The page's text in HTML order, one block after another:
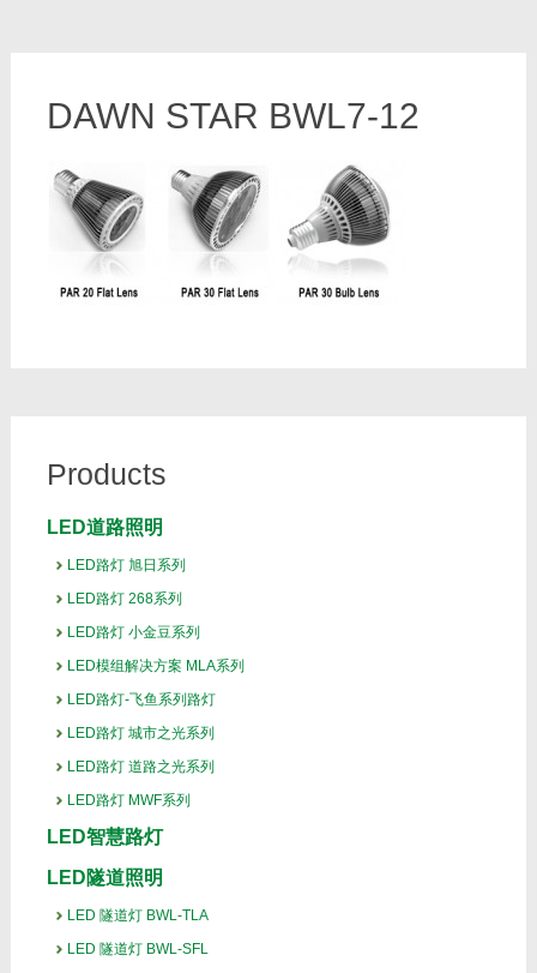
DAWN STAR BWL7-12
Products
LED道路照明
LED路灯 旭日系列
LED路灯 268系列
LED路灯 小金豆系列
LED模组解决方案 MLA系列
LED路灯-飞鱼系列路灯
LED路灯 城市之光系列
LED路灯 道路之光系列
LED路灯 MWF系列
LED智慧路灯
LED隧道照明
LED 隧道灯 BWL-TLA
LED 隧道灯 BWL-SFL